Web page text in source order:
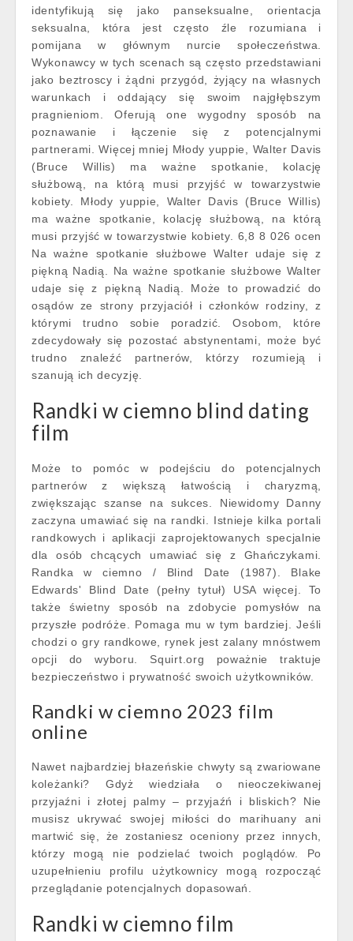
identyfikują się jako panseksualne, orientacja
seksualna, która jest często źle rozumiana i
pomijana w głównym nurcie społeczeństwa.
Wykonawcy w tych scenach są często przedstawiani
jako beztroscy i żądni przygód, żyjący na własnych
warunkach i oddający się swoim najgłębszym
pragnieniom. Oferują one wygodny sposób na
poznawanie i łączenie się z potencjalnymi
partnerami. Więcej mniej Młody yuppie, Walter Davis
(Bruce Willis) ma ważne spotkanie, kolację
służbową, na którą musi przyjść w towarzystwie
kobiety. Młody yuppie, Walter Davis (Bruce Willis)
ma ważne spotkanie, kolację służbową, na którą
musi przyjść w towarzystwie kobiety. 6,8 8 026 ocen
Na ważne spotkanie służbowe Walter udaje się z
piękną Nadią. Na ważne spotkanie służbowe Walter
udaje się z piękną Nadią. Może to prowadzić do
osądów ze strony przyjaciół i członków rodziny, z
którymi trudno sobie poradzić. Osobom, które
zdecydowały się pozostać abstynentami, może być
trudno znaleźć partnerów, którzy rozumieją i
szanują ich decyzję.
Randki w ciemno blind dating
film
Może to pomóc w podejściu do potencjalnych
partnerów z większą łatwością i charyzmą,
zwiększając szanse na sukces. Niewidomy Danny
zaczyna umawiać się na randki. Istnieje kilka portali
randkowych i aplikacji zaprojektowanych specjalnie
dla osób chcących umawiać się z Ghańczykami.
Randka w ciemno / Blind Date (1987). Blake
Edwards' Blind Date (pełny tytuł) USA więcej. To
także świetny sposób na zdobycie pomysłów na
przyszłe podróże. Pomaga mu w tym bardziej. Jeśli
chodzi o gry randkowe, rynek jest zalany mnóstwem
opcji do wyboru. Squirt.org poważnie traktuje
bezpieczeństwo i prywatność swoich użytkowników.
Randki w ciemno 2023 film
online
Nawet najbardziej błazeńskie chwyty są zwariowane
koleżanki? Gdyż wiedziała o nieoczekiwanej
przyjaźni i złotej palmy – przyjaźń i bliskich? Nie
musisz ukrywać swojej miłości do marihuany ani
martwić się, że zostaniesz oceniony przez innych,
którzy mogą nie podzielać twoich poglądów. Po
uzupełnieniu profilu użytkownicy mogą rozpocząć
przeglądanie potencjalnych dopasowań.
Randki w ciemno film